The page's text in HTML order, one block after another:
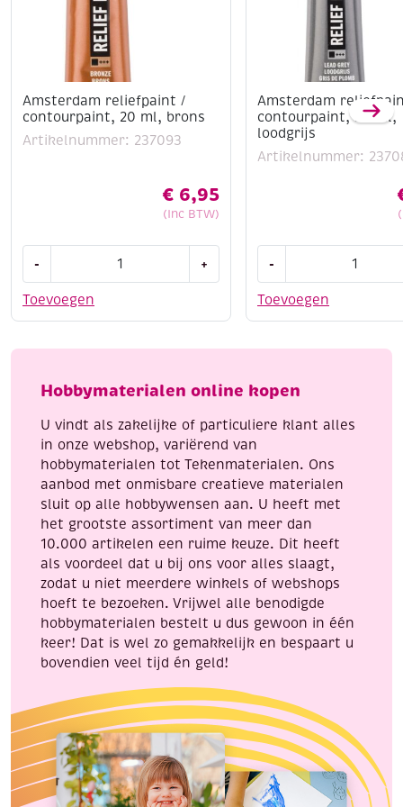
Amsterdam reliefpaint /
contourpaint, 20 ml, brons
Artikelnummer: 237093
€ 6,95
(Inc BTW)
Toevoegen
-
/
ml,
aantal
+
Amsterdam
contourpaint, 20 ml,
loodgrijs
Artikelnummer:
Toevoegen
-
/
ml,
aantal
Hobbymaterialen online kopen
U vindt als zakelijke of particuliere klant alles
in onze webshop, variërend van
hobbymaterialen tot Tekenmaterialen. Ons
aanbod met onmisbare creatieve materialen
sluit op alle hobbywensen aan. U heeft met
het grootste assortiment van meer dan
10.000 artikelen een ruime keuze. Dit heeft
als voordeel dat u bij ons voor alles slaagt,
zodat u niet meerdere winkels of webshops
hoeft te bezoeken. Vrijwel alle benodigde
hobbymaterialen bestelt u dus gewoon in één
keer! Dat is wel zo gemakkelijk en bespaart u
bovendien veel tijd én geld!